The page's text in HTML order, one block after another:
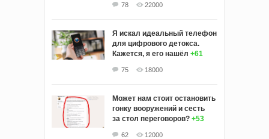
78 22000
Я искал идеальный телефон
для цифрового детокса.
Кажется, я его нашёл +61
75 18000
Может нам стоит остановить
гонку вооружений и сесть
за стол переговоров? +53
62 12000